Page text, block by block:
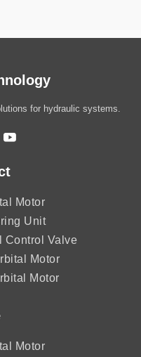
for hydraulic systems.
Motor
Unit
Control Valve
Motor
Motor
Motor